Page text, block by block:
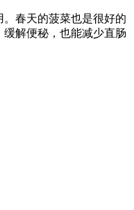
春天的菠菜也是很好的
解便秘，也能减少直肠